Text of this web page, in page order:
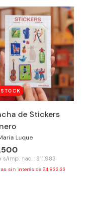
de Stickers
Luque
s/imp. nac. : $11.983
sin interés de $4.833,33